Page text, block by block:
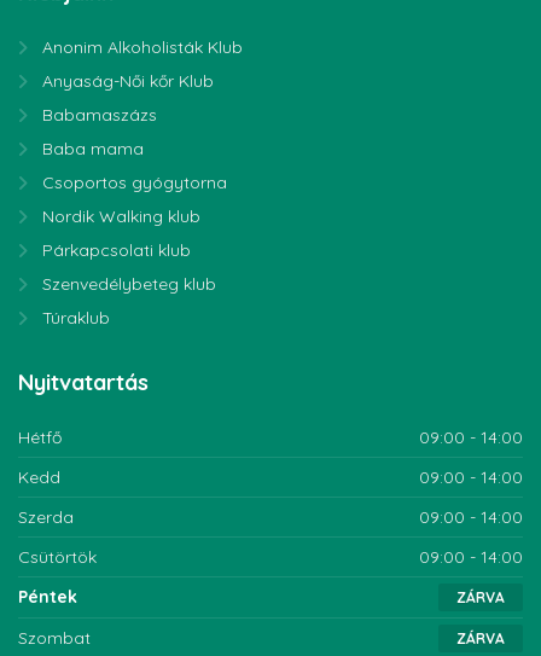
Anonim Alkoholisták Klub
Anyaság-Női kőr Klub
Babamaszázs
Baba mama
Csoportos gyógytorna
Nordik Walking klub
Párkapcsolati klub
Szenvedélybeteg klub
Túraklub
Nyitvatartás
Hétfő
09:00 - 14:00
Kedd
09:00 - 14:00
Szerda
09:00 - 14:00
Csütörtök
09:00 - 14:00
Péntek
ZÁRVA
Szombat ZÁRVA